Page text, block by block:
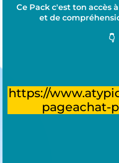
Ce Pack c'est ton accès
et de
👇
https://
pageachat-